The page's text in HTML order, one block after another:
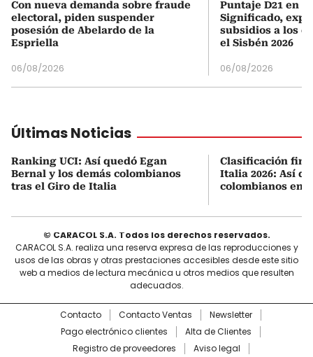
Con nueva demanda sobre fraude
electoral, piden suspender
posesión de Abelardo de la
Espriella
06/08/2026
Puntaje D21 en
Significado,
subsidios a los
el Sisbén 2026
06/08/2026
Últimas Noticias
Ranking UCI: Así quedó Egan
Bernal y los demás colombianos
tras el Giro de Italia
Clasificación
Italia 2026: Así
colombianos en
© CARACOL S.A. Todos los derechos reservados.
CARACOL S.A. realiza una reserva expresa de las reproducciones y
usos de las obras y otras prestaciones accesibles desde este sitio
web a medios de lectura mecánica u otros medios que resulten
adecuados.
Contacto Contacto Ventas
Newsletter
Pago electrónico clientes
Alta de Clientes
Registro de proveedores
Aviso legal